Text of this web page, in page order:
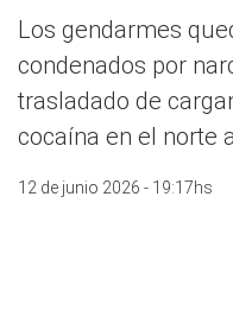
Los gendarmes
condenados por
trasladado de
cocaína en el norte
12 de junio 2026 - 19:17hs